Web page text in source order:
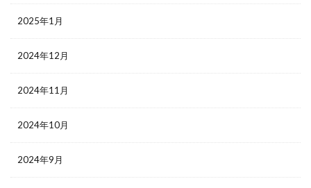
2025年1月
2024年12月
2024年11月
2024年10月
2024年9月